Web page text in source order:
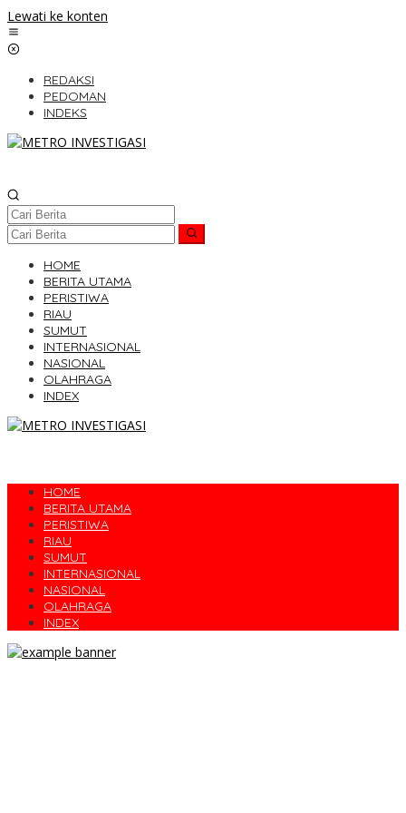
Lewati ke konten
REDAKSI
PEDOMAN
INDEKS
HOME
BERITA UTAMA
PERISTIWA
RIAU
SUMUT
INTERNASIONAL
NASIONAL
OLAHRAGA
INDEX
HOME
BERITA UTAMA
PERISTIWA
RIAU
SUMUT
INTERNASIONAL
NASIONAL
OLAHRAGA
INDEX